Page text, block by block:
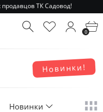
дняпо РФ и МСК!
продавцов ТК Садовод!
0
Новинки!
Новинки